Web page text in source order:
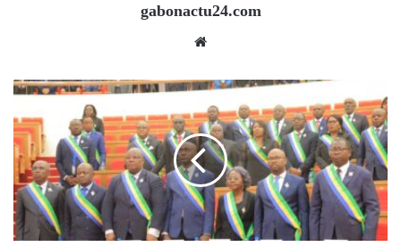
gabonactu24.com